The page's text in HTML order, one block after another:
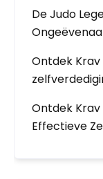
De Judo
Ontdek
Ontdek Krav
Effectieve